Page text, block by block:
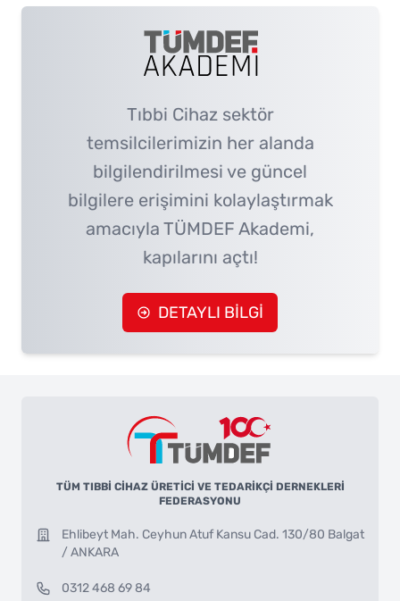
Tıbbi Cihaz sektör
temsilcilerimizin her alanda
bilgilendirilmesi ve güncel
bilgilere erişimini kolaylaştırmak
amacıyla TÜMDEF Akademi,
kapılarını açtı!
DETAYLI BİLGİ
TÜM TIBBİ CİHAZ ÜRETİCİ VE TEDARİKÇİ DERNEKLERİ
FEDERASYONU
Ehlibeyt Mah. Ceyhun Atuf Kansu Cad. 130/80 Balgat
/ ANKARA
0312 468 69 84